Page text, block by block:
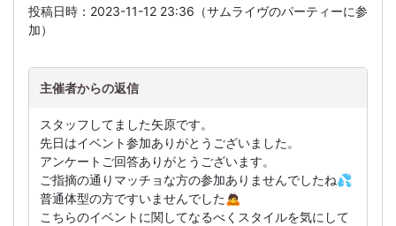
投稿日時：2023-11-12 23:36（サムライヴのパーティーに参
加）
主催者からの返信
スタッフしてました矢原です。
先日はイベント参加ありがとうございました。
アンケートご回答ありがとうございます。
ご指摘の通りマッチョな方の参加ありませんでしたね💦
普通体型の方ですいませんでした🙇
こちらのイベントに関してなるべくスタイルを気にして